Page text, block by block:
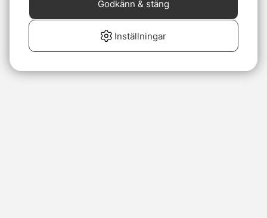
Inställningar
Godkänn & stäng